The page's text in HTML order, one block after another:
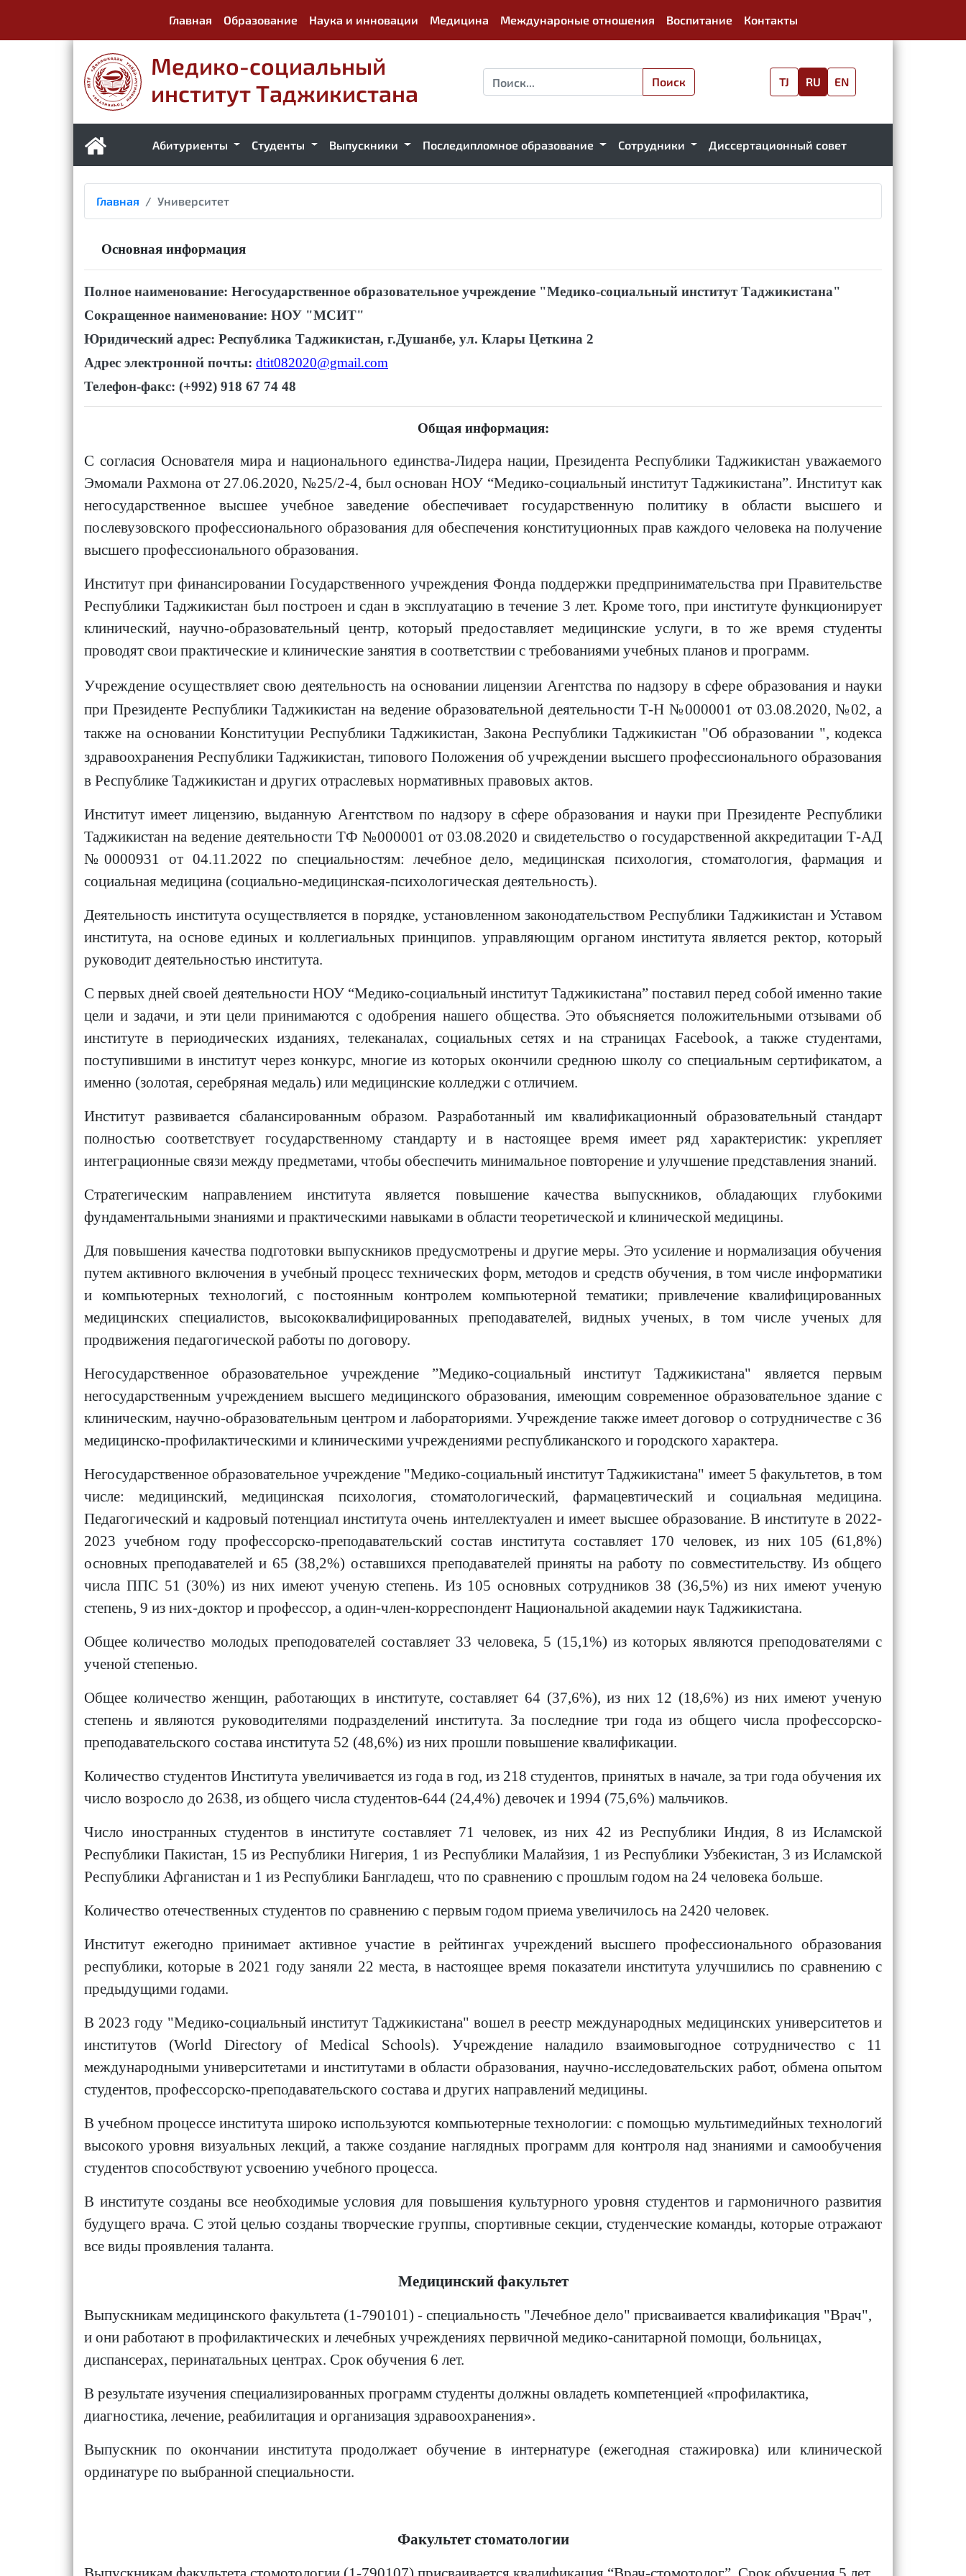
Главная Образование Наука и инновации Медицина Междунароные отношения Воспитание Контакты
Медико-социальный
институт Таджикистана
Поиск TJ RU EN
Абитуриенты Студенты Выпускники Последипломное образование Сотрудники Диссертационный совет
Главная Университет
Основная информация
Полное наименование: Негосударственное образовательное учреждение "Медико-социальный институт Таджикистана"
Сокращенное наименование: НОУ "МСИТ"
Юридический адрес: Республика Таджикистан, г.Душанбе, ул. Клары Цеткина 2
Адрес электронной почты: dtit082020@gmail.com
Телефон-факс: (+992) 918 67 74 48
Общая информация:
С согласия Основателя мира и национального единства-Лидера нации, Президента Республики Таджикистан уважаемого
Эмомали Рахмона от 27.06.2020, №25/2-4, был основан НОУ “Медико-социальный институт Таджикистана”. Институт как
негосударственное высшее учебное заведение обеспечивает государственную политику в области высшего и
послевузовского профессионального образования для обеспечения конституционных прав каждого человека на получение
высшего профессионального образования.
Институт при финансировании Государственного учреждения Фонда поддержки предпринимательства при Правительстве
Республики Таджикистан был построен и сдан в эксплуатацию в течение 3 лет. Кроме того, при институте функционирует
клинический, научно-образовательный центр, который предоставляет медицинские услуги, в то же время студенты
проводят свои практические и клинические занятия в соответствии с требованиями учебных планов и программ.
Учреждение осуществляет свою деятельность на основании лицензии Агентства по надзору в сфере образования и науки
при Президенте Республики Таджикистан на ведение образовательной деятельности Т-Н №000001 от 03.08.2020, №02, а
также на основании Конституции Республики Таджикистан, Закона Республики Таджикистан "Об образовании ", кодекса
здравоохранения Республики Таджикистан, типового Положения об учреждении высшего профессионального образования
в Республике Таджикистан и других отраслевых нормативных правовых актов.
Институт имеет лицензию, выданную Агентством по надзору в сфере образования и науки при Президенте Республики
Таджикистан на ведение деятельности ТФ №000001 от 03.08.2020 и свидетельство о государственной аккредитации Т-АД
№0000931 от 04.11.2022 по специальностям: лечебное дело, медицинская психология, стоматология, фармация и
социальная медицина (социально-медицинская-психологическая деятельность).
Деятельность института осуществляется в порядке, установленном законодательством Республики Таджикистан и Уставом
института, на основе единых и коллегиальных принципов. управляющим органом института является ректор, который
руководит деятельностью института.
С первых дней своей деятельности НОУ “Медико-социальный институт Таджикистана” поставил перед собой именно такие
цели и задачи, и эти цели принимаются с одобрения нашего общества. Это объясняется положительными отзывами об
институте в периодических изданиях, телеканалах, социальных сетях и на страницах Facebook, а также студентами,
поступившими в институт через конкурс, многие из которых окончили среднюю школу со специальным сертификатом, а
именно (золотая, серебряная медаль) или медицинские колледжи с отличием.
Институт развивается сбалансированным образом. Разработанный им квалификационный образовательный стандарт
полностью соответствует государственному стандарту и в настоящее время имеет ряд характеристик: укрепляет
интеграционные связи между предметами, чтобы обеспечить минимальное повторение и улучшение представления знаний.
Стратегическим направлением института является повышение качества выпускников, обладающих глубокими
фундаментальными знаниями и практическими навыками в области теоретической и клинической медицины.
Для повышения качества подготовки выпускников предусмотрены и другие меры. Это усиление и нормализация обучения
путем активного включения в учебный процесс технических форм, методов и средств обучения, в том числе информатики
и компьютерных технологий, с постоянным контролем компьютерной тематики; привлечение квалифицированных
медицинских специалистов, высококвалифицированных преподавателей, видных ученых, в том числе ученых для
продвижения педагогической работы по договору.
Негосударственное образовательное учреждение ”Медико-социальный институт Таджикистана" является первым
негосударственным учреждением высшего медицинского образования, имеющим современное образовательное здание с
клиническим, научно-образовательным центром и лабораториями. Учреждение также имеет договор о сотрудничестве с 36
медицинско-профилактическими и клиническими учреждениями республиканского и городского характера.
Негосударственное образовательное учреждение "Медико-социальный институт Таджикистана" имеет 5 факультетов, в том
числе: медицинский, медицинская психология, стоматологический, фармацевтический и социальная медицина.
Педагогический и кадровый потенциал института очень интеллектуален и имеет высшее образование. В институте в 2022-
2023 учебном году профессорско-преподавательский состав института составляет 170 человек, из них 105 (61,8%)
основных преподавателей и 65 (38,2%) оставшихся преподавателей приняты на работу по совместительству. Из общего
числа ППС 51 (30%) из них имеют ученую степень. Из 105 основных сотрудников 38 (36,5%) из них имеют ученую
степень, 9 из них-доктор и профессор, а один-член-корреспондент Национальной академии наук Таджикистана.
Общее количество молодых преподователей составляет 33 человека, 5 (15,1%) из которых являются преподователями с
ученой степенью.
Общее количество женщин, работающих в институте, составляет 64 (37,6%), из них 12 (18,6%) из них имеют ученую
степень и являются руководителями подразделений института. За последние три года из общего числа профессорско-
преподавательского состава института 52 (48,6%) из них прошли повышение квалификации.
Количество студентов Института увеличивается из года в год, из 218 студентов, принятых в начале, за три года обучения их
число возросло до 2638, из общего числа студентов-644 (24,4%) девочек и 1994 (75,6%) мальчиков.
Число иностранных студентов в институте составляет 71 человек, из них 42 из Республики Индия, 8 из Исламской
Республики Пакистан, 15 из Республики Нигерия, 1 из Республики Малайзия, 1 из Республики Узбекистан, 3 из Исламской
Республики Афганистан и 1 из Республики Бангладеш, что по сравнению с прошлым годом на 24 человека больше.
Количество отечественных студентов по сравнению с первым годом приема увеличилось на 2420 человек.
Институт ежегодно принимает активное участие в рейтингах учреждений высшего профессионального образования
республики, которые в 2021 году заняли 22 места, в настоящее время показатели института улучшились по сравнению с
предыдущими годами.
В 2023 году "Медико-социальный институт Таджикистана" вошел в реестр международных медицинских университетов и
институтов (World Directory of Medical Schools). Учреждение наладило взаимовыгодное сотрудничество с 11
международными университетами и институтами в области образования, научно-исследовательских работ, обмена опытом
студентов, профессорско-преподавательского состава и других направлений медицины.
В учебном процессе института широко используются компьютерные технологии: с помощью мультимедийных технологий
высокого уровня визуальных лекций, а также создание наглядных программ для контроля над знаниями и самообучения
студентов способствуют усвоению учебного процесса.
В институте созданы все необходимые условия для повышения культурного уровня студентов и гармоничного развития
будущего врача. С этой целью созданы творческие группы, спортивные секции, студенческие команды, которые отражают
все виды проявления таланта.
Медицинский факультет
Выпускникам медицинского факультета (1-790101) - специальность "Лечебное дело" присваивается квалификация "Врач",
и они работают в профилактических и лечебных учреждениях первичной медико-санитарной помощи, больницах,
диспансерах, перинатальных центрах. Срок обучения 6 лет.
В результате изучения специализированных программ студенты должны овладеть компетенцией «профилактика,
диагностика, лечение, реабилитация и организация здравоохранения».
Выпускник по окончании института продолжает обучение в интернатуре (ежегодная стажировка) или клинической
ординатуре по выбранной специальности.
Факультет стоматологии